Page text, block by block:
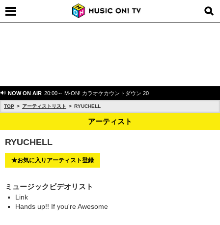
NOW ON AIR 20:00～ M-ON! カラオケカウントダウン 20
TOP アーティストリスト RYUCHELL
アーティスト
RYUCHELL
★お気に入りアーティスト登録
ミュージックビデオリスト
Link
Hands up!! If you're Awesome